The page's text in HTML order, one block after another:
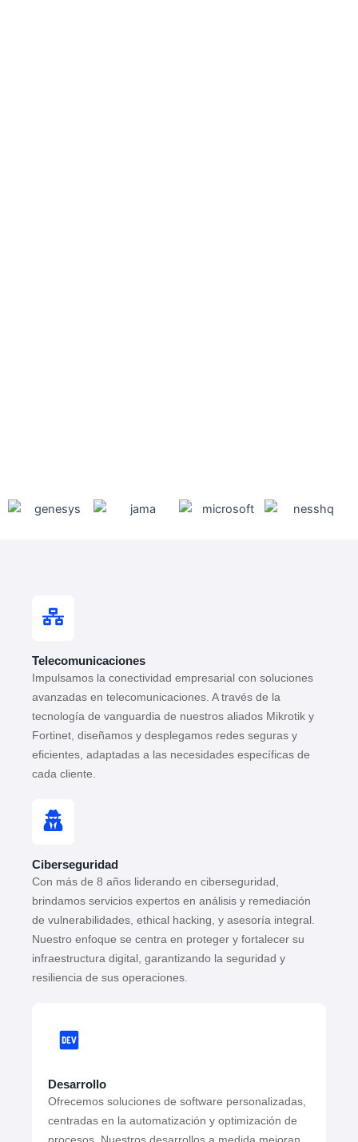
Telecomunicaciones
Impulsamos la conectividad empresarial con soluciones
avanzadas en telecomunicaciones. A través de la
tecnología de vanguardia de nuestros aliados Mikrotik y
Fortinet, diseñamos y desplegamos redes seguras y
eficientes, adaptadas a las necesidades específicas de
cada cliente.
Ciberseguridad
Con más de 8 años liderando en ciberseguridad,
brindamos servicios expertos en análisis y remediación
de vulnerabilidades, ethical hacking, y asesoría integral.
Nuestro enfoque se centra en proteger y fortalecer su
infraestructura digital, garantizando la seguridad y
resiliencia de sus operaciones.
Desarrollo
Ofrecemos soluciones de software personalizadas,
centradas en la automatización y optimización de